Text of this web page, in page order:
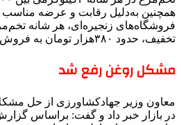
همچنین به‌دلیل رقابت و عرضه مناسب
فروشگاه‌های زنجیره‌ای، هر شانه
تخفیف، حدود ۳۸۰‌هزار تومان به فروش می‌رسانند.
مشکل روغن رفع شد
معاون وزیر جهادکشاورزی از حل
در بازار خبر داد و گفت: براساس